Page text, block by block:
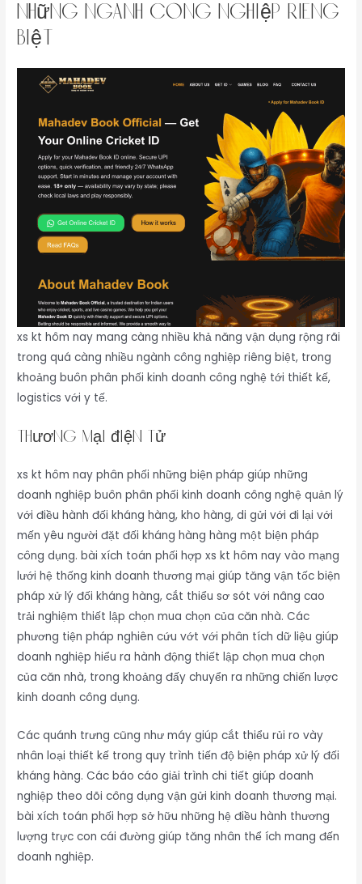
những ngành công nghiệp riêng
biệt
xs kt hôm nay mang càng nhiều khả năng vận dụng rộng rãi
trong quá càng nhiều ngành công nghiệp riêng biệt, trong
khoảng buôn phân phối kinh doanh công nghệ tới thiết kế,
logistics với y tế.
Thương mại điện tử
xs kt hôm nay phân phối những biện pháp giúp những
doanh nghiệp buôn phân phối kinh doanh công nghệ quản lý
với điều hành đối kháng hàng, kho hàng, di gửi với đi lại với
mến yêu người đặt đối kháng hàng hàng một biện pháp
công dụng. bài xích toán phối hợp xs kt hôm nay vào mạng
lưới hệ thống kinh doanh thương mại giúp tăng vận tốc biện
pháp xử lý đối kháng hàng, cắt thiểu sơ sót với nâng cao
trải nghiệm thiết lập chọn mua chọn của căn nhà. Các
phương tiện pháp nghiên cứu vớt với phân tích dữ liệu giúp
doanh nghiệp hiểu ra hành động thiết lập chọn mua chọn
của căn nhà, trong khoảng đấy chuyển ra những chiến lược
kinh doanh công dụng.
Các quánh trưng cũng như máy giúp cắt thiểu rủi ro vày
nhân loại thiết kế trong quy trình tiến độ biện pháp xử lý đối
kháng hàng. Các báo cáo giải trình chi tiết giúp doanh
nghiệp theo dõi công dụng vận gửi kinh doanh thương mại.
bài xích toán phối hợp sở hữu những hệ điều hành thương
lượng trực con cái đường giúp tăng nhân thể ích mang đến
doanh nghiệp.